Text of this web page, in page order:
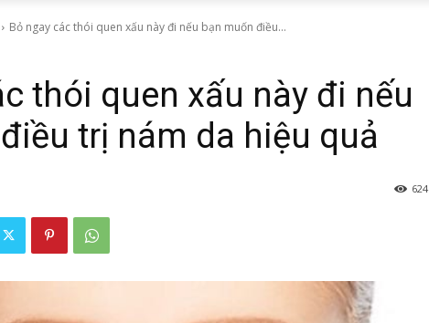
Bỏ ngay các thói quen xấu này đi nếu bạn muốn điều...
thói quen xấu này đi nếu
trị nám da hiệu quả
624